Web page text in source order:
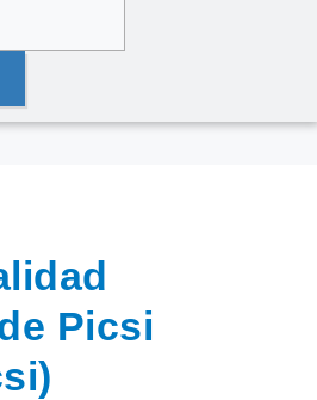
Picsi